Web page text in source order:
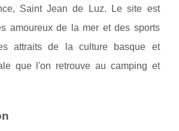
Saint Jean de Luz. Le site est
amoureux de la mer et des sports
attraits de la culture basque et
que l'on retrouve au camping et